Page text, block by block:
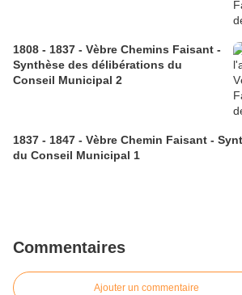
1808 - 1837 - Vèbre Chemins Faisant -
Synthèse des délibérations du
Conseil Municipal 2
1837 - 1847 - Vèbre Chemin Faisant -
du Conseil Municipal 1
Commentaires
Ajouter un commentaire